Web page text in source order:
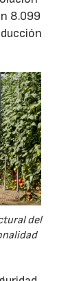
8.099
del